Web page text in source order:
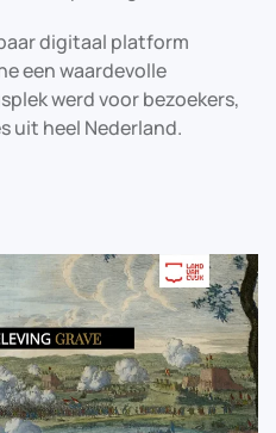
digitaal platform
een waardevolle
werd voor bezoekers,
uit heel Nederland.